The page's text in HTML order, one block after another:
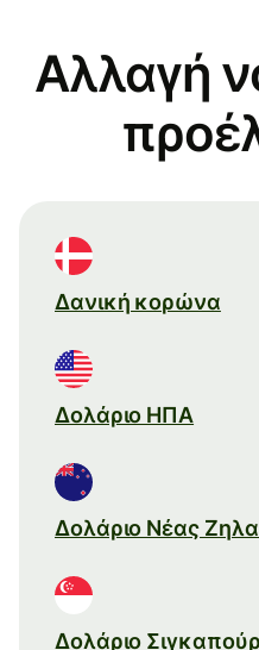
Αλλαγή
Δανική κορώνα
Δολάριο ΗΠΑ
Δολάριο Νέας
Δολάριο